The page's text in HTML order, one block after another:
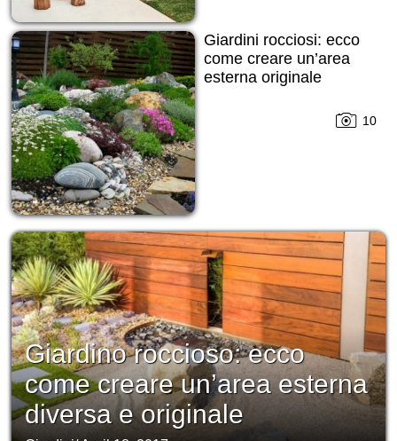
Giardini rocciosi: ecco
come creare un’area
esterna originale
10
Giardino roccioso: ecco
come creare un’area esterna
diversa e originale